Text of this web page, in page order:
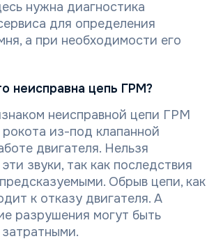
нужна диагностика
для определения
а при необходимости его
неисправна цепь ГРМ?
неисправной цепи ГРМ
рокота из-под клапанной
двигателя. Нельзя
звуки, так как последствия
Обрыв цепи, как
к отказу двигателя. А
разрушения могут быть